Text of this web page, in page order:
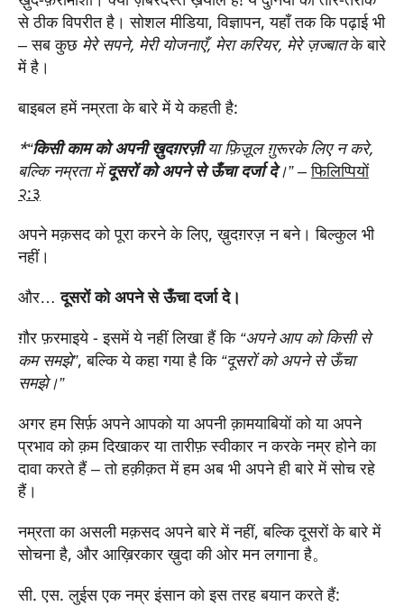
से ठीक विपरीत है। सोशल मीडिया, विज्ञापन, यहाँ तक कि पढ़ाई भी
– सब कुछ मेरे सपने, मेरी योजनाएँ, मेरा करियर, मेरे ज़ज्बातके बारे
में है।
बाइबल हमें नम्रता के बारे में ये कहती है:
*“किसी काम को अपनी ख़ुदग़रज़ीया फ़िज़ूल ग़ुरूरके लिए न करे,
बल्किनम्रतामेंदूसरों को अपने से ऊँचा दर्जा दे।”–फिलिप्पियों
२:३
अपने मक़सद को पूरा करने के लिए, ख़ुदग़रज़ न बने। बिल्कुल भी
नहीं।
और…दूसरों को अपने से ऊँचा दर्जा दे।
ग़ौर फ़रमाइये - इसमें ये नहीं लिखा हैं कि “अपने आप को किसी से
कम समझे”, बल्कि ये कहा गया है कि “दूसरों को अपने से ऊँचा
समझे।”
अगर हम सिर्फ़ अपने आपको या अपनी क़ामयाबियों को या अपने
प्रभाव को क़म दिखाकर या तारीफ़ स्वीकार न करके नम्र होने का
दावा करते हैं – तो हक़ीक़त में हम अब भी अपने ही बारे में सोच रहे
हैं।
नम्रता का असली मक़सद अपने बारे में नहीं, बल्कि दूसरों के बारे में
सोचना है, और आख़िरकार ख़ुदा की ओर मन लगाना है。
सी. एस. लुईस एक नम्र इंसान को इस तरह बयान करते हैं: